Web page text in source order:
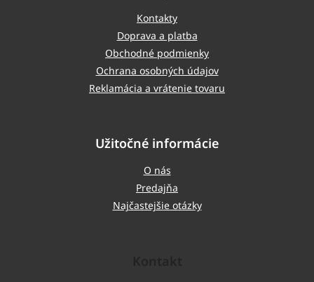
Kontakty
Doprava a platba
Obchodné podmienky
Ochrana osobných údajov
Reklamácia a vrátenie tovaru
Užitočné informácie
O nás
Predajňa
Najčastejšie otázky